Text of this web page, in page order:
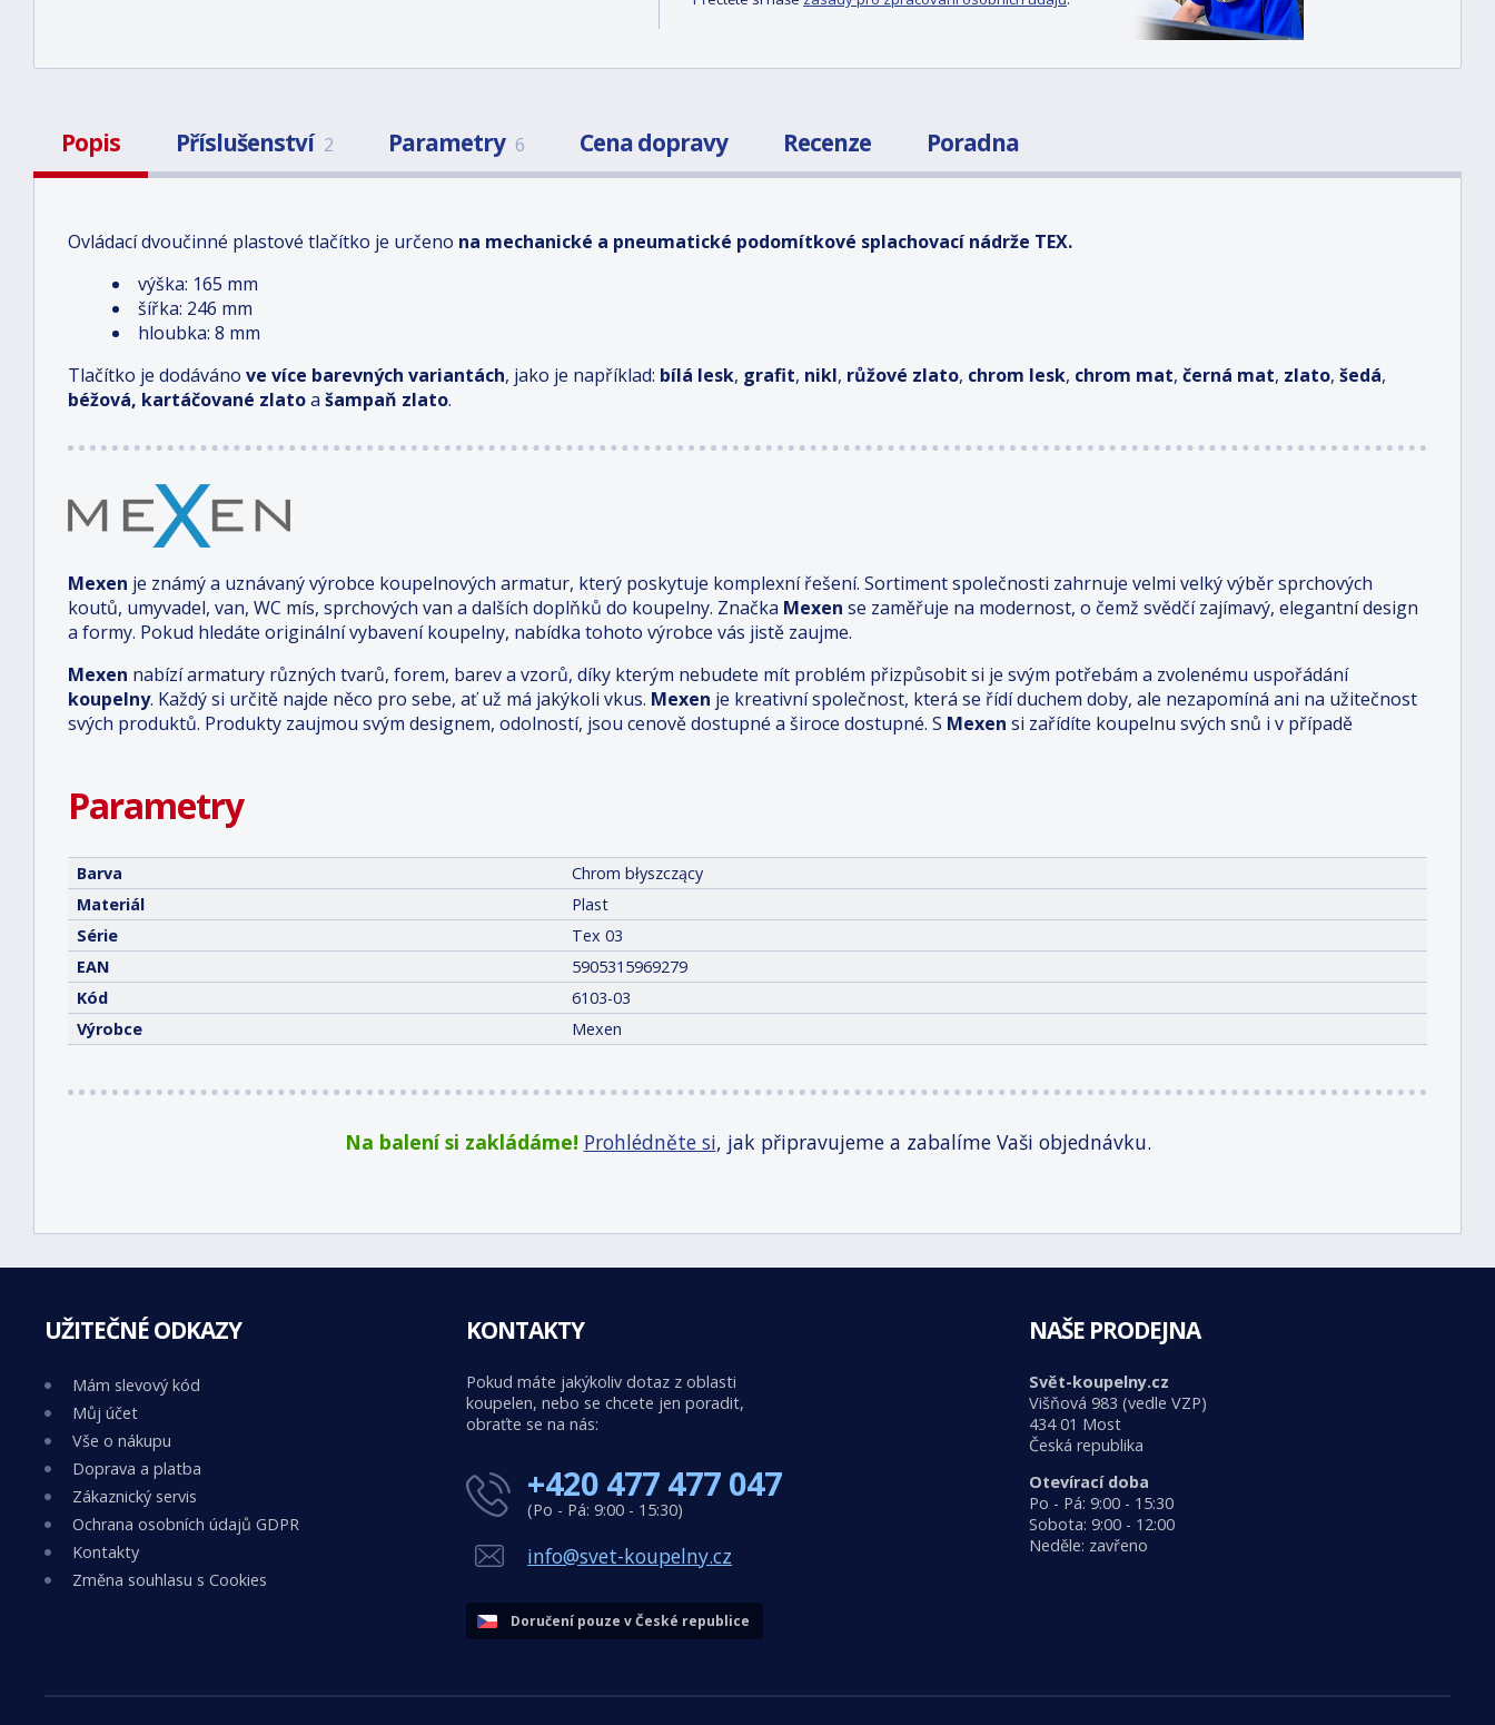
Popis Příslušenství 2 Parametry 6 Cena dopravy Recenze Poradna
Ovládací dvoučinné plastové tlačítko je určeno na mechanické a pneumatické podomítkové splachovací nádrže TEX.
výška: 165 mm
šířka: 246 mm
hloubka: 8 mm
Tlačítko je dodáváno ve více barevných variantách, jako je například: bílá lesk, grafit, nikl, růžové zlato, chrom lesk, chrom mat, černá mat, zlato, šedá,
béžová, kartáčované zlatoa šampaň zlato.
Mexen je známý a uznávaný výrobce koupelnových armatur, který poskytuje komplexní řešení. Sortiment společnosti zahrnuje velmi velký výběr sprchových
koutů, umyvadel, van, WC mís, sprchových van a dalších doplňků do koupelny. Značka Mexen se zaměřuje na modernost, o čemž svědčí zajímavý, elegantní design
a formy. Pokud hledáte originální vybavení koupelny, nabídka tohoto výrobce vás jistě zaujme.
Mexen nabízí armatury různých tvarů, forem, barev a vzorů, díky kterým nebudete mít problém přizpůsobit si je svým potřebám a zvolenému uspořádání
koupelny. Každý si určitě najde něco pro sebe, ať už má jakýkoli vkus. Mexen je kreativní společnost, která se řídí duchem doby, ale nezapomíná ani na užitečnost
svých produktů. Produkty zaujmou svým designem, odolností, jsou cenově dostupné a široce dostupné. S Mexen si zařídíte koupelnu svých snů i v případě
Parametry
Barva
Chrom błyszczący
Materiál
Plast
Série
Tex 03
EAN
5905315969279
Kód
6103-03
Výrobce
Mexen
Na balení si zakládáme! Prohlédněte si, jak připravujeme a zabalíme Vaši objednávku.
UŽITEČNÉ ODKAZY
Mám slevový kód
Můj účet
Vše o nákupu
Doprava a platba
Zákaznický servis
Ochrana osobních údajů GDPR
Kontakty
Změna souhlasu s Cookies
KONTAKTY
Pokud máte jakýkoliv dotaz z oblasti
koupelen, nebo se chcete jen poradit,
obraťte se na nás:
+420 477 477 047
(Po - Pá: 9:00 - 15:30)
info@svet-koupelny.cz
Doručení pouze v České republice
NAŠE PRODEJNA
Svět-koupelny.cz
Višňová 983 (vedle VZP)
434 01 Most
Česká republika
Otevírací doba
Po - Pá: 9:00 - 15:30
Sobota: 9:00 - 12:00
Neděle: zavřeno